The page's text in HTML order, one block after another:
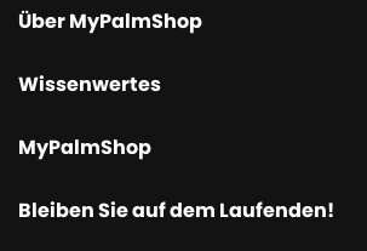
Über MyPalmShop
Wissenwertes
MyPalmShop
Bleiben Sie auf dem Laufenden!